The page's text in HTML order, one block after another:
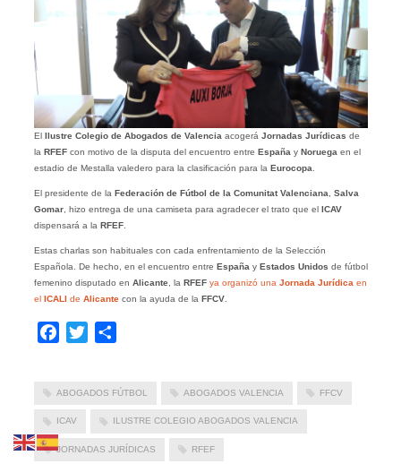
El Ilustre Colegio de Abogados de Valencia acogerá Jornadas Jurídicas de
la RFEFcon motivo de la disputa del encuentro entre España y Noruega en el
estadio de Mestalla valedero para la clasificación para la Eurocopa
El presidente de la Federación de Fútbol de la Comunitat Valenciana
Salva
Gomar, hizo entrega de una camiseta para agradecer el trato que el ICAV
dispensará a la RFEF.
Estas charlas son habituales con cada enfrentamiento de la Selección
Española. De hecho, en el encuentro entre España yEstados Unidos de fútbol
femenino disputado en Alicante, la RFEF ya organizó una Jornada Jurídica en
el ICALIde Alicantecon la ayuda de la FFCV.
Facebook
Twitter
ABOGADOS FÚTBOL ABOGADOS VALENCIA FFCV
ICAV ILUSTRE COLEGIO ABOGADOS VALENCIA
JORNADAS JURÍDICAS RFEF